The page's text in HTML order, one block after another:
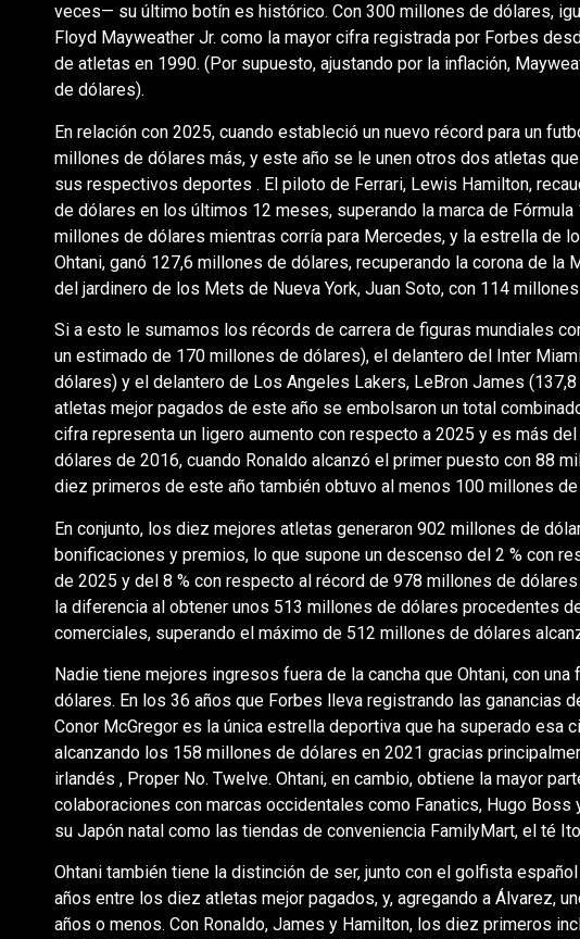
veces— su último botín es histórico. Con 300 millones de dólares,
Floyd Mayweather Jr. como la mayor cifra registrada por Forbes
de atletas en 1990. (Por supuesto, ajustando por la inflación,
de dólares).
En relación con 2025, cuando estableció un nuevo récord para un
millones de dólares más, y este año se le unen otros dos atletas
sus respectivos deportes . El piloto de Ferrari, Lewis Hamilton,
de dólares en los últimos 12 meses, superando la marca de
millones de dólares mientras corría para Mercedes, y la estrella de
Ohtani, ganó 127,6 millones de dólares, recuperando la corona de la
del jardinero de los Mets de Nueva York, Juan Soto, con 114
Si a esto le sumamos los récords de carrera de figuras mundiales
un estimado de 170 millones de dólares), el delantero del Inter
dólares) y el delantero de Los Angeles Lakers, LeBron James
atletas mejor pagados de este año se embolsaron un total
cifra representa un ligero aumento con respecto a 2025 y es más
dólares de 2016, cuando Ronaldo alcanzó el primer puesto con 88
diez primeros de este año también obtuvo al menos 100 millones
En conjunto, los diez mejores atletas generaron 902 millones de
bonificaciones y premios, lo que supone un descenso del 2 % con
de 2025 y del 8 % con respecto al récord de 978 millones de
la diferencia al obtener unos 513 millones de dólares procedentes
comerciales, superando el máximo de 512 millones de dólares
Nadie tiene mejores ingresos fuera de la cancha que Ohtani, con
dólares. En los 36 años que Forbes lleva registrando las ganancias
Conor McGregor es la única estrella deportiva que ha superado esa
alcanzando los 158 millones de dólares en 2021 gracias
irlandés , Proper No. Twelve. Ohtani, en cambio, obtiene la mayor
colaboraciones con marcas occidentales como Fanatics, Hugo Boss
su Japón natal como las tiendas de conveniencia FamilyMart, el té
Ohtani también tiene la distinción de ser, junto con el golfista
años entre los diez atletas mejor pagados, y, agregando a Álvarez,
años o menos. Con Ronaldo, James y Hamilton, los diez primeros